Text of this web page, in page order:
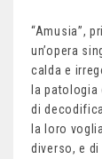
“Amusia”,
un’opera
calda e
la
di
la loro
diverso, e di